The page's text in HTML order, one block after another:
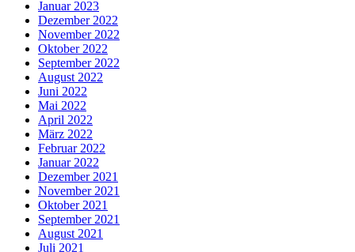
Januar 2023
Dezember 2022
November 2022
Oktober 2022
September 2022
August 2022
Juni 2022
Mai 2022
April 2022
März 2022
Februar 2022
Januar 2022
Dezember 2021
November 2021
Oktober 2021
September 2021
August 2021
Juli 2021